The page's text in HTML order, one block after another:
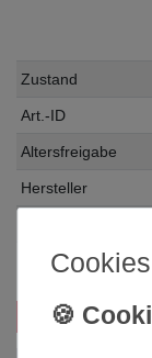
Zustand
Art.-ID
Altersfreigabe
Hersteller
Inhalt
Das passt zu
Cookies